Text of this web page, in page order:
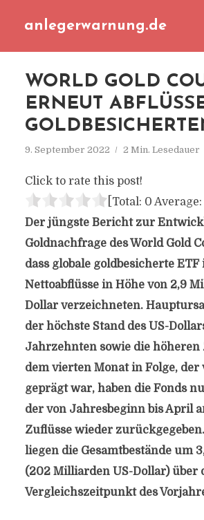
anlegerwarnung.de
WORLD GOLD
ERNEUT
9. September 2022 2 Min. Lesedauer
Click to rate this post!
[Total: 0 Average:
Der jüngste Bericht zur
Goldnachfrage des World Gold
dass globale goldbesicherte
Nettoabflüsse in Höhe von 2,9
Dollar verzeichneten.
der höchste Stand des US-
Jahrzehnten sowie die höheren
dem vierten Monat in Folge, der
geprägt war, haben die Fonds
der von Jahresbeginn bis April
Zuflüsse wieder
liegen die Gesamtbestände um
(202 Milliarden US-Dollar) über
Vergleichszeitpunkt des